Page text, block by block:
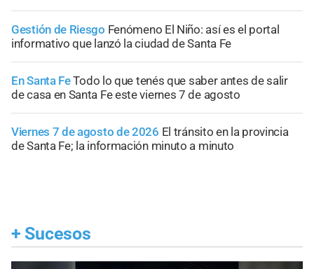
Gestión de Riesgo Fenómeno El Niño: así es el portal
informativo que lanzó la ciudad de Santa Fe
En Santa FeTodo lo que tenés que saber antes de salir
de casa en Santa Fe este viernes 7 de agosto
Viernes 7 de agosto de 2026 El tránsito en la provincia
de Santa Fe; la información minuto a minuto
+ Sucesos